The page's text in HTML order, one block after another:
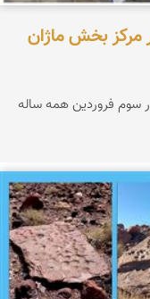
مرکز بخش ماژان
۸۰ ساله دارد که در سوم فروردین همه ساله